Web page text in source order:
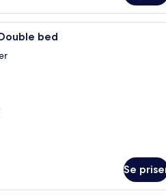
Et badeværelse med badekar,
bed
Se